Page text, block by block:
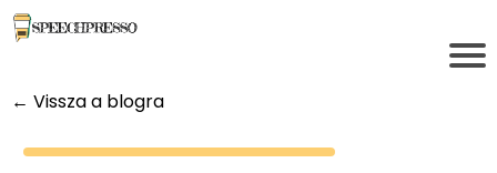
← Vissza a blogra